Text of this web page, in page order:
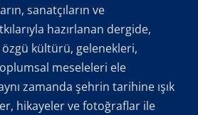
sanatçıların ve
hazırlanan dergide,
kültürü, gelenekleri,
meseleleri ele
zamanda şehrin tarihine ışık
hikayeler ve fotoğraflar ile